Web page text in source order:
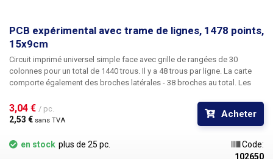
PCB expérimental avec trame de lignes, 1478 points,
15x9cm
Circuit imprimé universel simple face avec grille de rangées de 30
colonnes pour un total de 1440 trous. Il y a 48 trous par ligne. La carte
comporte également des broches latérales - 38 broches au total. Les
15 x 9 cm. Le circuit imprimé cuprexcard universel percé offre une option
simple, peu coûteuse et surtout rapide pour la création de circuits
imprimés sans avoir besoin d'une conception, d'une gravure et d'un
perçage complexes. Il suffit de placer les composants sur le circuit
imprimé pré-percé, de les souder et de créer un chemin d'étain entre eux
3,04 € / pc.
2,53 € sans TVA
Acheter
en stock plus de 25 pc.
Code:
102650